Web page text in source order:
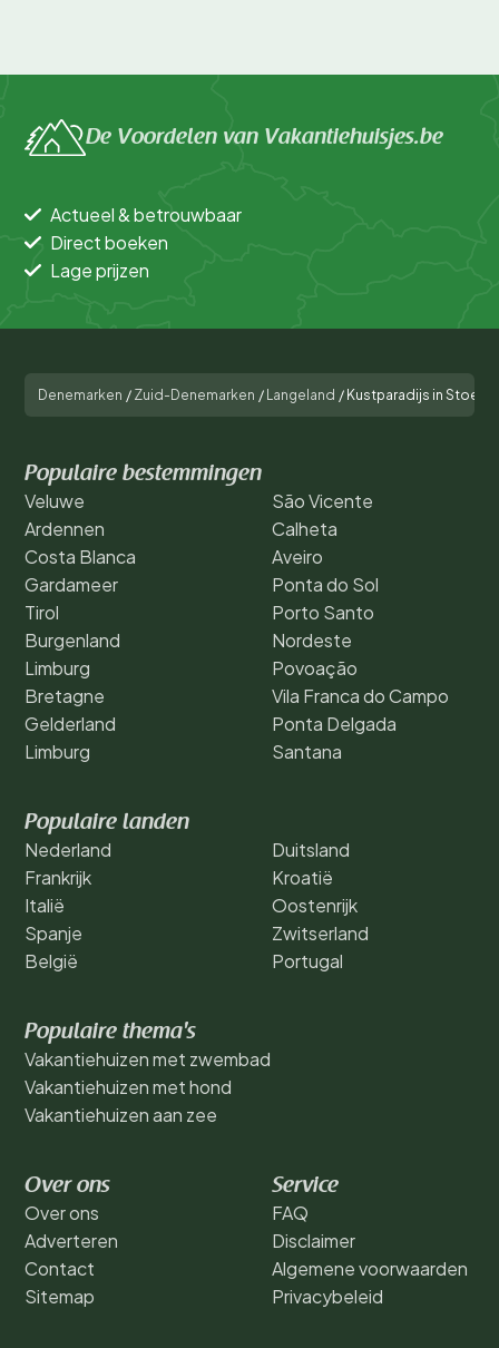
De Voordelen van Vakantiehuisjes.be
Actueel & betrouwbaar
Direct boeken
Lage prijzen
Denemarken / Zuid-Denemarken / Langeland / Kustparadijs in
Populaire bestemmingen
Veluwe
Ardennen
Costa Blanca
Gardameer
Tirol
Burgenland
Limburg
Bretagne
Gelderland
Limburg
São Vicente
Calheta
Aveiro
Ponta do Sol
Porto Santo
Nordeste
Povoação
Vila Franca do Campo
Ponta Delgada
Santana
Populaire landen
Nederland
Frankrijk
Italië
Spanje
België
Duitsland
Kroatië
Oostenrijk
Zwitserland
Portugal
Populaire thema's
Vakantiehuizen met zwembad
Vakantiehuizen met hond
Vakantiehuizen aan zee
Over ons
Over ons
Adverteren
Contact
Sitemap
Service
FAQ
Disclaimer
Algemene voorwaarden
Privacybeleid